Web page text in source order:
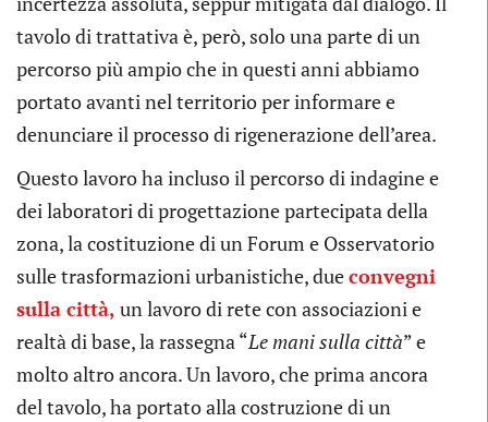
tavolo di trattativa è, però, solo una parte di un
percorso più ampio che in questi anni abbiamo
portato avanti nel territorio per informare e
denunciare il processo di rigenerazione dell’area.
Questo lavoro ha incluso il percorso di indagine e
dei laboratori di progettazione partecipata della
zona, la costituzione di un Forum e Osservatorio
sulle trasformazioni urbanistiche, dueconvegni
sulla città, un lavoro di rete con associazioni e
realtà di base, la rassegna “Le mani sulla città” e
molto altro ancora. Un lavoro, che prima ancora
del tavolo, ha portato alla costruzione di un